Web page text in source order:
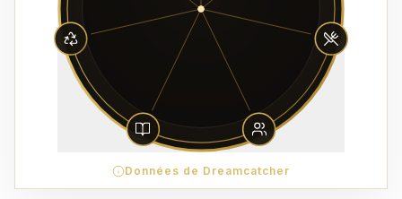
Données de Dreamcatcher